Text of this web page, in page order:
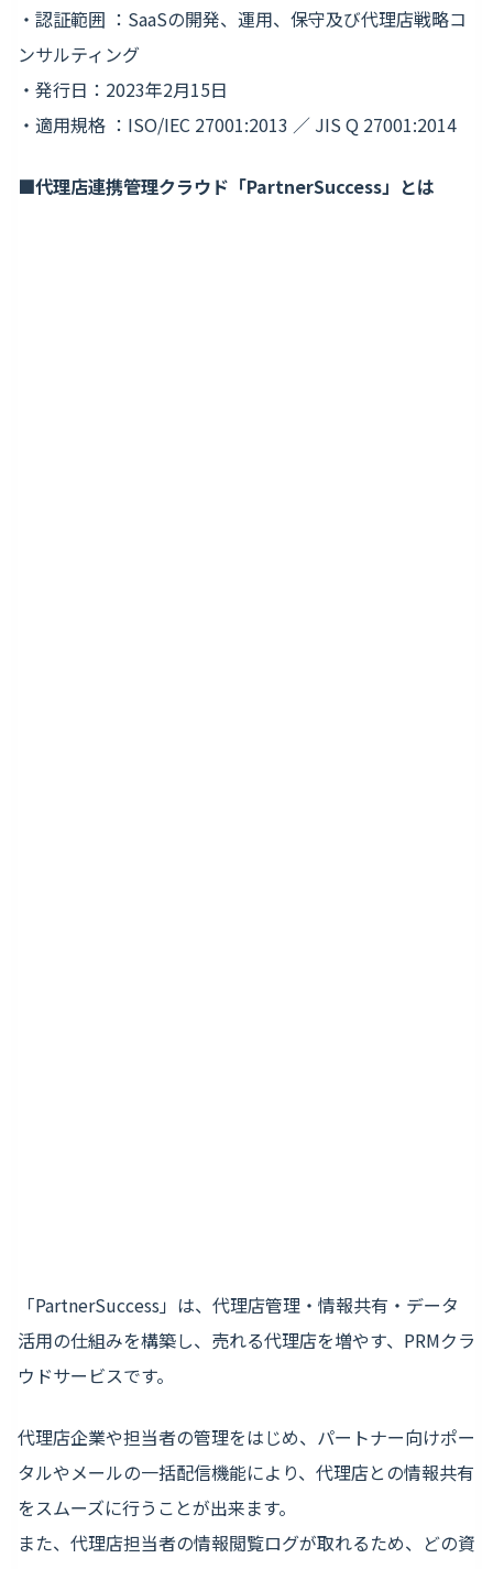
・認証範囲 ：SaaSの開発、運用、保守及び代理店戦略コ
ンサルティング
・発行日：2023年2月15日
・適用規格 ：ISO/IEC 27001:2013 ／ JIS Q 27001:2014
■代理店連携管理クラウド「PartnerSuccess」とは
「PartnerSuccess」は、代理店管理・情報共有・データ
活用の仕組みを構築し、売れる代理店を増やす、PRMクラ
ウドサービスです。
代理店企業や担当者の管理をはじめ、パートナー向けポー
タルやメールの一括配信機能により、代理店との情報共有
をスムーズに行うことが出来ます。
また、代理店担当者の情報閲覧ログが取れるため、どの資